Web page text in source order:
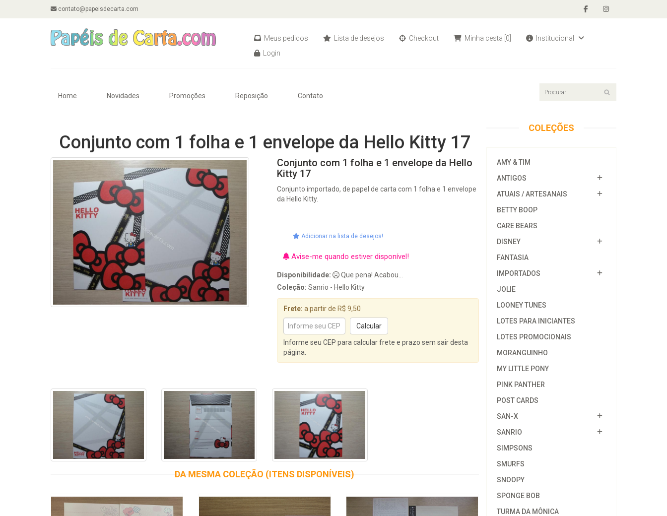
contato@papeisdecarta.com
Meus pedidos Lista de desejos Checkout Minha cesta [0]
Institucional
Login
Home Novidades Promoções Reposição Contato
Conjunto com 1 folha e 1 envelope da Hello Kitty 17
Conjunto com 1 folha e 1 envelope da Hello
Kitty 17
Conjunto importado, de papel de carta com 1 folha e 1 envelope
da Hello Kitty.
Adicionar na lista de desejos!
Avise-me quando estiver disponível!
Disponibilidade:
Que pena! Acabou...
Coleção: Sanrio - Hello Kitty
Frete: a partir de R$ 9,50
Informe seu CEP para calcular frete e prazo sem sair desta
página.
DA MESMA COLEÇÃO (ITENS DISPONÍVEIS)
COLEÇÕES
AMY & TIM
ANTIGOS
ATUAIS / ARTESANAIS
BETTY BOOP
CARE BEARS
DISNEY
FANTASIA
IMPORTADOS
JOLIE
LOONEY TUNES
LOTES PARA INICIANTES
LOTES PROMOCIONAIS
MORANGUINHO
MY LITTLE PONY
PINK PANTHER
POST CARDS
SAN-X
SANRIO
SIMPSONS
SMURFS
SNOOPY
SPONGE BOB
TURMA DA MÔNICA